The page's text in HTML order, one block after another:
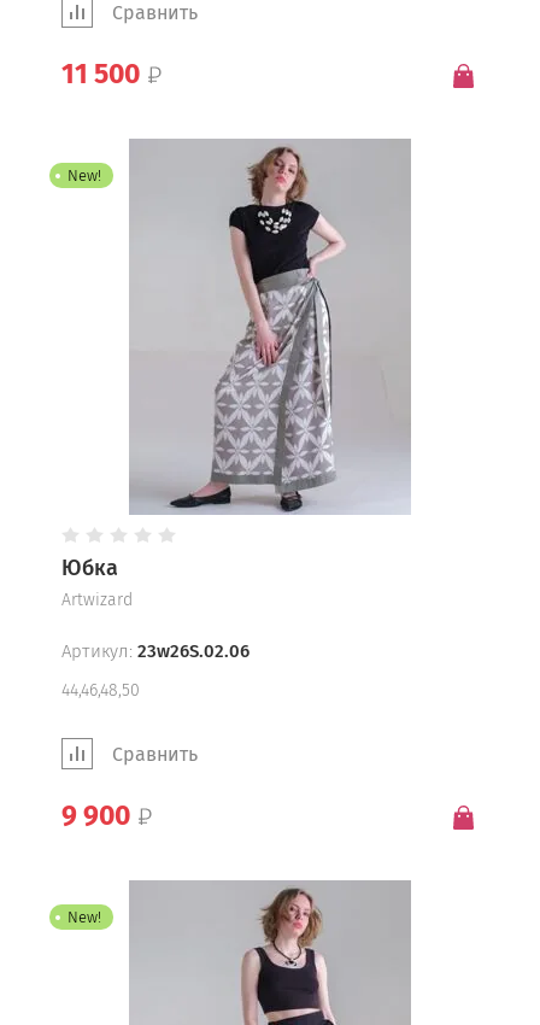
Сравнить
11 500
New!
Юбка
Artwizard
Артикул: 23w26S.02.06
44,46,48,50
Сравнить
9 900
New!